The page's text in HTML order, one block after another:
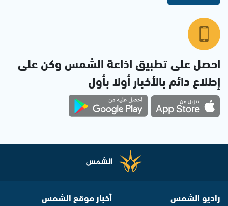
احصل على تطبيق اذاعة الشمس وكن على
إطلاع دائم بالأخبار أولاً بأول
راديو الشمس أخبار موقع الشمس